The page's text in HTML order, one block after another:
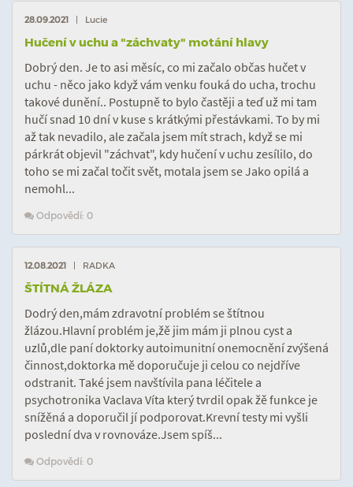
28.09.2021 | Lucie
Hučení v uchu a "záchvaty" motání hlavy
Dobrý den. Je to asi měsíc, co mi začalo občas hučet v
uchu - něco jako když vám venku fouká do ucha, trochu
takové dunění.. Postupně to bylo častěji a teď už mi tam
hučí snad 10 dní v kuse s krátkými přestávkami. To by mi
až tak nevadilo, ale začala jsem mít strach, když se mi
párkrát objevil "záchvat", kdy hučení v uchu zesílilo, do
toho se mi začal točit svět, motala jsem se Jako opilá a
nemohl...
Odpovědí: 0
12.08.2021 | RADKA
ŠTÍTNÁ ŽLÁZA
Dodrý den,mám zdravotní problém se štítnou
žlázou.Hlavní problém je,žě jim mám ji plnou cyst a
uzlů,dle paní doktorky autoimunitní onemocnění zvýšená
činnost,doktorka mě doporučuje ji celou co nejdříve
odstranit. Také jsem navštívila pana léčitele a
psychotronika Vaclava Víta který tvrdil opak žě funkce je
snížěná a doporučil jí podporovat.Krevní testy mi vyšli
poslední dva v rovnováze.Jsem spíš...
Odpovědí: 0